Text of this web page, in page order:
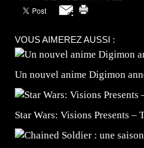
VOUS AIMEREZ AUSSI :
Un nouvel anime Digimon
Star Wars: Visions Presents